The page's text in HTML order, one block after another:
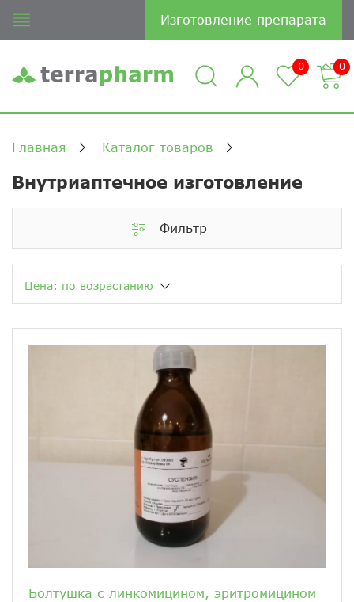
Изготовление препарата
0 0
Главная Каталог товаров
Внутриаптечное изготовление
Фильтр
Цена: по возрастанию
Болтушка с линкомицином, эритромицином